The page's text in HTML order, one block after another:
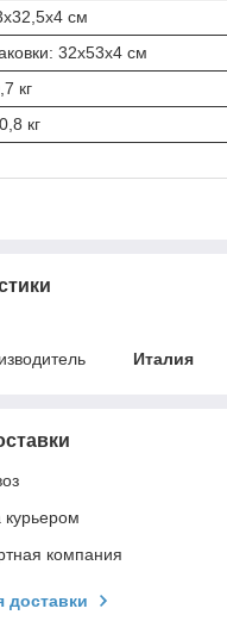
см
32x53x4 см
кг
кг
Италия
курьером
компания
доставки